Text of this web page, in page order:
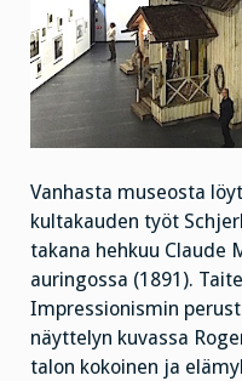
Vanhasta museosta
kultakauden työt
takana hehkuu Claude
auringossa (1891).
Impressionismin
näyttelyn kuvassa
talon kokoinen ja